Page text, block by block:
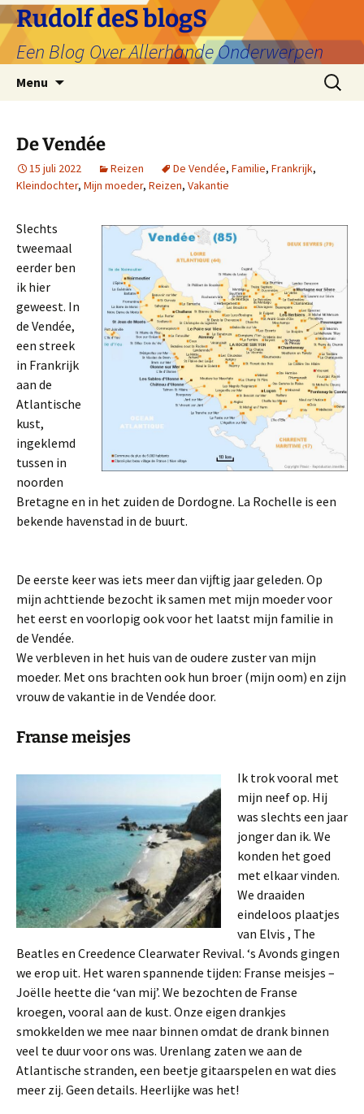
Ga
naar
de
inhoud
Rudolf deS blogS
Een Blog Over Allerhande Onderwerpen
Menu
Zoeken
naar:
De Vendée
15 juli 2022 Reizen De Vendée, Familie, Frankrijk,
Kleindochter, Mijn moeder, Reizen, Vakantie
Slechts
tweemaal
eerder ben
ik hier
geweest. In
de Vendée,
een streek
in Frankrijk
aan de
Atlantische
kust,
ingeklemd
tussen in
noorden
Bretagne en in het zuiden de Dordogne. La Rochelle is een
bekende havenstad in de buurt.
De eerste keer was iets meer dan vijftig jaar geleden. Op
mijn achttiende bezocht ik samen met mijn moeder voor
het eerst en voorlopig ook voor het laatst mijn familie in
de Vendée.
We verbleven in het huis van de oudere zuster van mijn
moeder. Met ons brachten ook hun broer (mijn oom) en zijn
vrouw de vakantie in de Vendée door.
Franse meisjes
Ik trok vooral met
mijn neef op. Hij
was slechts een jaar
jonger dan ik. We
konden het goed
met elkaar vinden.
We draaiden
eindeloos plaatjes
van Elvis , The
Beatles en Creedence Clearwater Revival. ‘s Avonds gingen
we erop uit. Het waren spannende tijden: Franse meisjes –
Joëlle heette die ‘van mij’. We bezochten de Franse
kroegen, vooral aan de kust. Onze eigen drankjes
smokkelden we mee naar binnen omdat de drank binnen
veel te duur voor ons was. Urenlang zaten we aan de
Atlantische stranden, een beetje gitaarspelen en wat dies
meer zij. Geen details. Heerlijke was het!